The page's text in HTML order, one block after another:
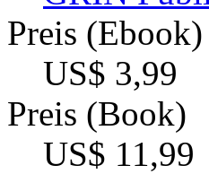
Preis (Ebook)
US$ 3,99
Preis (Book)
US$ 11,99